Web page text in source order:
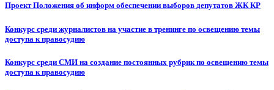
Проект Положения об информ обеспечении выборов депутатов ЖК КР
Конкурс среди журналистов на участие в тренинге по освещению темы
доступа к правосудию
Конкурс среди СМИ на создание постоянных рубрик по освещению темы
доступа к правосудию